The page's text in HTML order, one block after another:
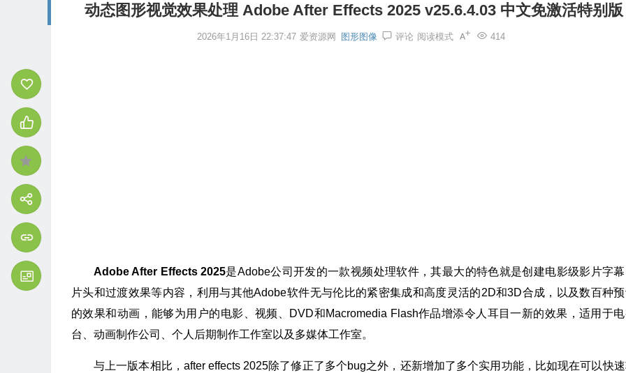
动态图形视觉效果处理 Adobe After Effects 2025 v25.6.4.03 中文免激活特别版
2026年1月16日 22:37:47 爱资源网 图形图像 评论 414
阅读模式
Adobe After Effects 2025是Adobe公司开发的一款视频处理软件，其最大的特色就是创建电影级影片字
片头和过渡效果等内容，利用与其他Adobe软件无与伦比的紧密集成和高度灵活的2D和3D合成，以及数百种
的效果和动画，能够为用户的电影、视频、DVD和Macromedia Flash作品增添令人耳目一新的效果，适用于
台、动画制作公司、个人后期制作工作室以及多媒体工作室。
与上一版本相比，after effects 2025除了修正了多个bug之外，还新增加了多个实用功能，比如现在可以快